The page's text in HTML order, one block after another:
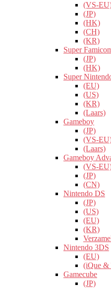
(VS-
(JP)
(HK)
(CH)
(KR)
Super
(JP)
(HK)
Super
(EU)
(US)
(KR)
(Laars)
Gameboy
(JP)
(VS-
(Laars)
Gameboy
(VS-
(JP)
(CN)
Nintendo DS
(JP)
(US)
(EU)
(KR)
Nintendo 3DS
(EU)
(iQue &
Gamecube
(JP)